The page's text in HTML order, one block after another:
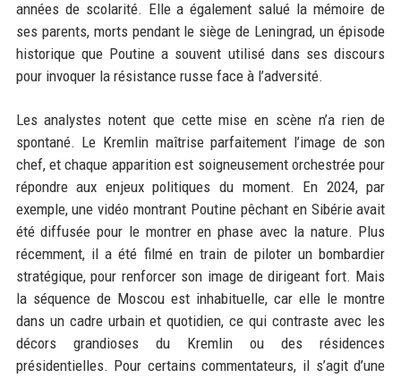
années de scolarité. Elle a également salué la mémoire de
ses parents, morts pendant le siège de Leningrad, un épisode
historique que Poutine a souvent utilisé dans ses discours
pour invoquer la résistance russe face à l’adversité.
Les analystes notent que cette mise en scène n’a rien de
spontané. Le Kremlin maîtrise parfaitement l’image de son
chef, et chaque apparition est soigneusement orchestrée pour
répondre aux enjeux politiques du moment. En 2024, par
exemple, une vidéo montrant Poutine pêchant en Sibérie avait
été diffusée pour le montrer en phase avec la nature. Plus
récemment, il a été filmé en train de piloter un bombardier
stratégique, pour renforcer son image de dirigeant fort. Mais
la séquence de Moscou est inhabituelle, car elle le montre
dans un cadre urbain et quotidien, ce qui contraste avec les
décors grandioses du Kremlin ou des résidences
présidentielles. Pour certains commentateurs, il s’agit d’une